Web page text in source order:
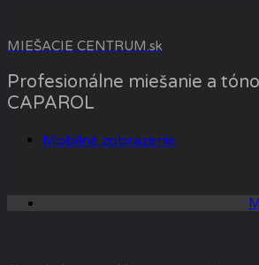
content
MIEŠACIE CENTRUM.sk
Profesionálne miešanie a
CAPAROL
Mobilné zobrazenie